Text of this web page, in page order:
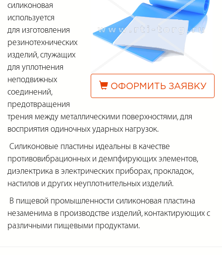
ОФОРМИТЬ ЗАЯВКУ
силиконовая
используется
для изготовления
резинотехнических
изделий, служащих
для уплотнения
неподвижных
соединений,
предотвращения
трения между металлическими поверхностями, для
восприятия одиночных ударных нагрузок.
Силиконовые пластины идеальны в качестве
противовибрационных и демпфирующих элементов,
диэлектрика в электрических приборах, прокладок,
настилов и других неуплотнительных изделий.
В пищевой промышленности силиконовая пластина
незаменима в производстве изделий, контактирующих с
различными пищевыми продуктами.